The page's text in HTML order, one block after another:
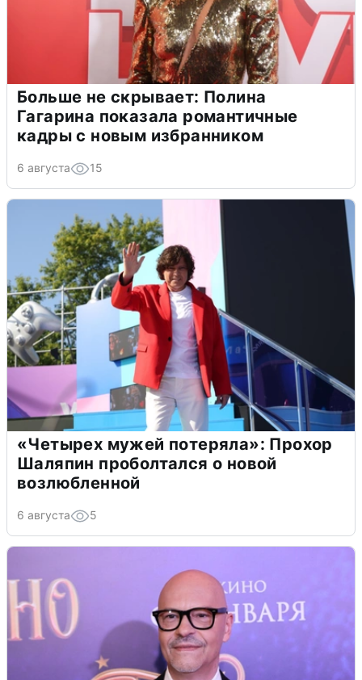
Больше не скрывает: Полина
Гагарина показала романтичные
кадры с новым избранником
6 августа 15
«Четырех мужей потеряла»: Прохор
Шаляпин проболтался о новой
возлюбленной
6 августа 5